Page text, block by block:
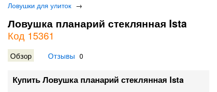
Ловушки для улиток →
Ловушка планарий стеклянная Ista
Код 15361
Обзор Отзывы 0
Купить Ловушка планарий стеклянная Ista